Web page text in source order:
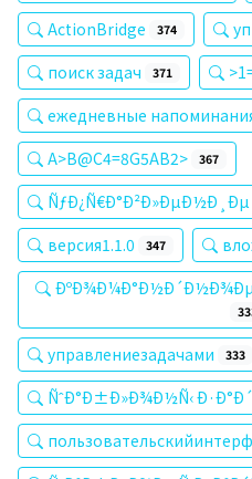
ActionBridge 374
поиск задач 371
ежедневные
A>B@C4=8G5AB2> 367
версия1.1.0 347
ÐºÐ¾Ð¼Ð°Ð½Ð´Ð½Ð¾Ðµ
управлениезадачами 333
ÑˆÐ°Ð±Ð»Ð¾Ð½Ñ‹